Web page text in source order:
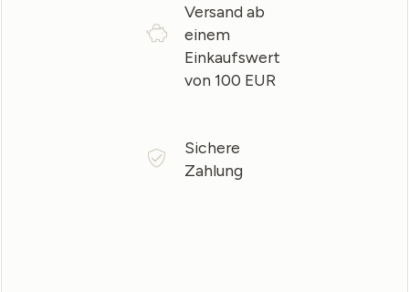
Versand ab
einem
Einkaufswert
von 100 EUR
Sichere
Zahlung